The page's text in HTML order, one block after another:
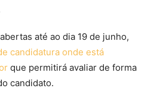
até ao dia 19 de junho,
candidatura onde está
que permitirá avaliar de forma
candidato.